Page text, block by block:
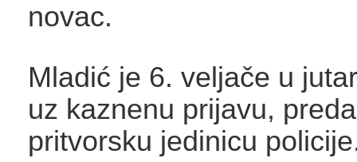
novac.
Mladić je 6. veljače u
uz kaznenu prijavu,
pritvorsku jedinicu